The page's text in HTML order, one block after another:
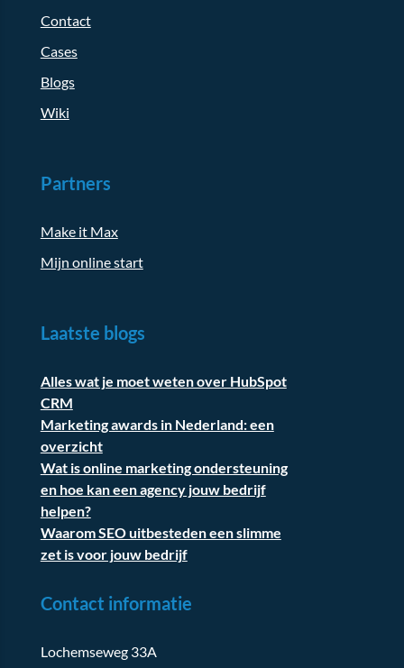
Contact
Cases
Blogs
Wiki
Partners
Make it Max
Mijn online start
Laatste blogs
Alles wat je moet weten over HubSpot
CRM
Marketing awards in Nederland: een
overzicht
Wat is online marketing ondersteuning
en hoe kan een agency jouw bedrijf
helpen?
Waarom SEO uitbesteden een slimme
zet is voor jouw bedrijf
Contact informatie
Lochemseweg 33A